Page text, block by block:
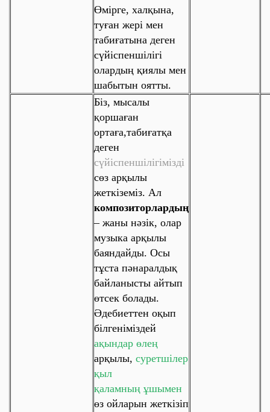
Өмірге, халқына,
туған жері мен
табиғатына деген
сүйіспеншілігі
олардың қиялы мен
шабытын оятты.
Біз, мысалы
қоршаған
ортаға,табиғатқа
деген
сүйіспеншілігімізді
сөз арқылы
жеткіземіз. Ал
композиторлардың
– жаны нәзік, олар
музыка арқылы
баяндайды. Осы
тұста пәнаралдық
байланысты айтып
өтсек болады.
Әдебиеттен оқып
білгеніміздей
ақындар өлең
арқылы, суретшілер
қыл
қаламның ұшымен
өз ойларын жеткізіп